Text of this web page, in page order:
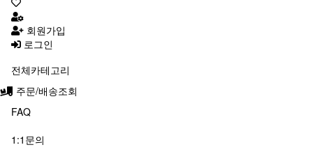
회원가입
로그인
전체카테고리
주문/배송조회
FAQ
1:1문의